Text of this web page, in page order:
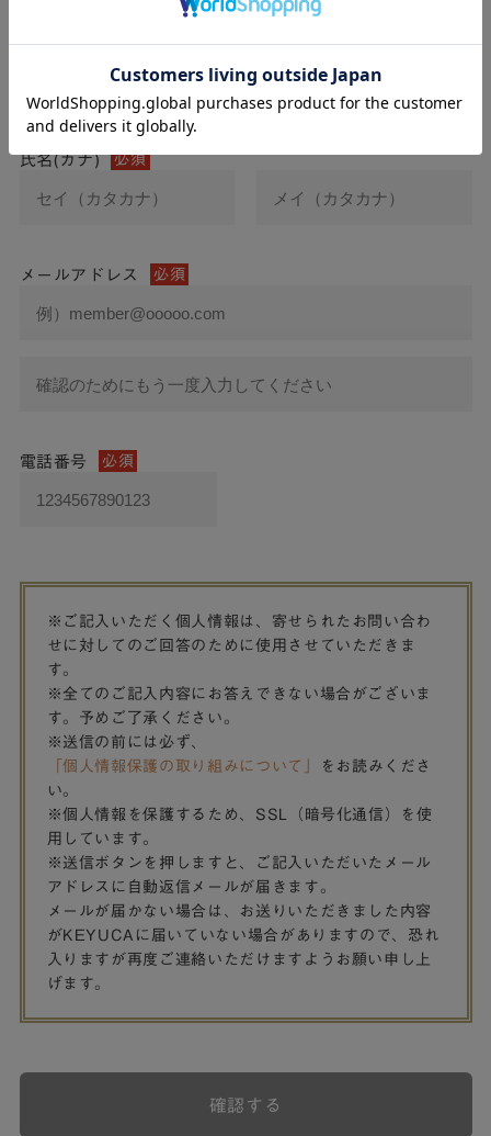
氏名 必須
氏名(カナ) 必須
メールアドレス 必須
電話番号 必須
※ご記入いただく個人情報は、寄せられたお問い合わ
せに対してのご回答のために使用させていただきま
す。
※全てのご記入内容にお答えできない場合がございま
す。予めご了承ください。
※送信の前には必ず、
「個人情報保護の取り組みについて」
をお読みくださ
い。
※個人情報を保護するため、SSL（暗号化通信）を使
用しています。
※送信ボタンを押しますと、ご記入いただいたメール
アドレスに自動返信メールが届きます。
メールが届かない場合は、お送りいただきました内容
がKEYUCAに届いていない場合がありますので、恐れ
入りますが再度ご連絡いただけますようお願い申し上
げます。
確認する